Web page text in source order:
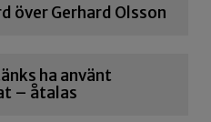
över Gerhard Olsson
ha använt
– åtalas